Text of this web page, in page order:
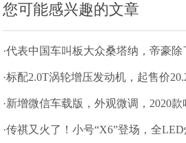
您可能感兴趣的文章
·代表中国车叫板大众桑塔纳，帝豪
什么？
·标配2.0T涡轮增压发动机，起售价
测
·新增微信车载版，外观微调，2020
·传祺又火了！小号“X6”登场，全